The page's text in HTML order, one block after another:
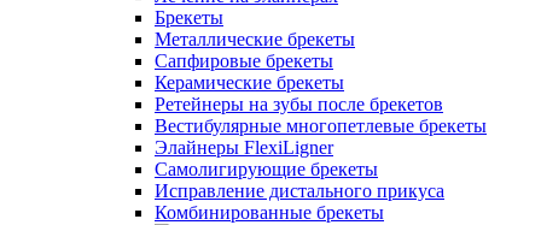
Брекеты
Металлические брекеты
Сапфировые брекеты
Керамические брекеты
Ретейнеры на зубы после брекетов
Вестибулярные многопетлевые брекеты
Элайнеры FlexiLigner
Самолигирующие брекеты
Исправление дистального прикуса
Комбинированные брекеты